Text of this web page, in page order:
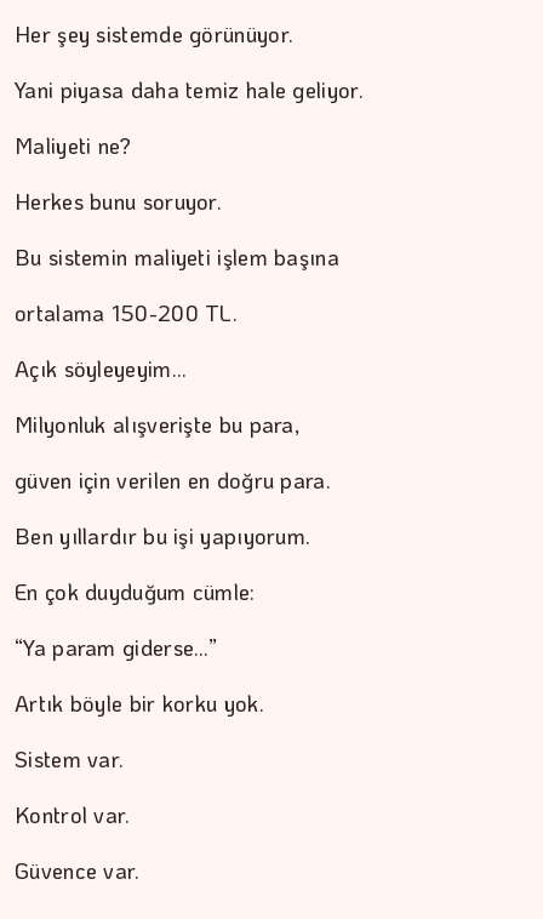
Her şey sistemde görünüyor.
Yani piyasa daha temiz hale geliyor.
Maliyeti ne?
Herkes bunu soruyor.
Bu sistemin maliyeti işlem başına
ortalama 150-200 TL.
Açık söyleyeyim…
Milyonluk alışverişte bu para,
güven için verilen en doğru para.
Ben yıllardır bu işi yapıyorum.
En çok duyduğum cümle:
“Ya param giderse…”
Artık böyle bir korku yok.
Sistem var.
Kontrol var.
Güvence var.